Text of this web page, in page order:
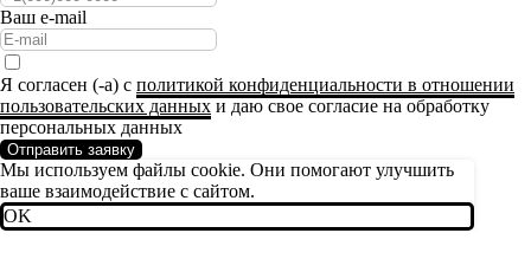
Ваш e-mail
Я согласен (-а) с политикой конфиденциальности в отношении
пользовательских данных и даю свое согласие на обработку
персональных данных
Отправить заявку
Мы используем файлы cookie. Они помогают улучшить
ваше взаимодействие с сайтом.
OK